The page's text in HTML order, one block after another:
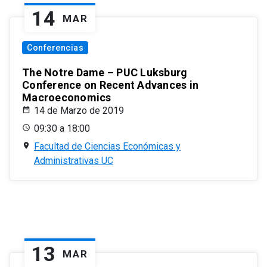
14 MAR
Conferencias
The Notre Dame – PUC Luksburg
Conference on Recent Advances in
Macroeconomics
14 de Marzo de 2019
09:30 a 18:00
Facultad de Ciencias Económicas y
Administrativas UC
13 MAR